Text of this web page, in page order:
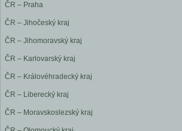
ČR – Praha
ČR – Jihočeský kraj
ČR – Jihomoravský kraj
ČR – Karlovarský kraj
ČR – Královéhradecký kraj
ČR – Liberecký kraj
ČR – Moravskoslezský kraj